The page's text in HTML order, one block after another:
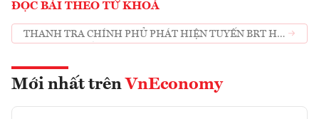
ĐỌC BÀI THEO TỪ KHOÁ
THANH TRA CHÍNH PHỦ PHÁT HIỆN TUYẾN BRT HÀ
Mới nhất trên VnEconomy